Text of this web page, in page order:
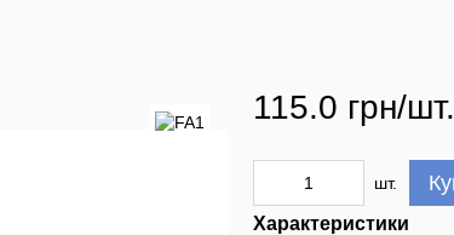
115.0 грн/шт.
шт.
Характеристики